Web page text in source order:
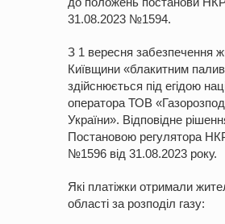
31.08.2023 №1594.
З 1 вересня забезпечення
Київщини «блакитним
здійснюється під егідою
оператора ТОВ
України». Відповідне
Постановою регулятора
№1596 від 31.08.2023 року.
Які платіжки отримали
області за розподіл газу: